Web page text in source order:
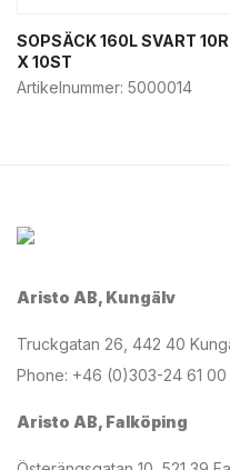
SOPSÄCK 160L SVART
X 10ST
Artikelnummer: 5000014
Aristo AB, Kungälv
Truckgatan 26, 442 40
Phone: +46 (0)303-24 61 00
Aristo AB, Falköping